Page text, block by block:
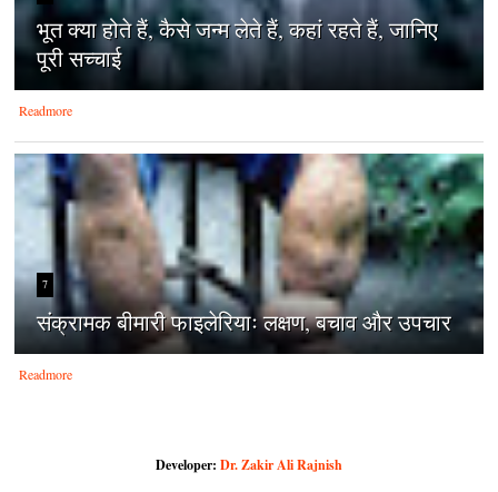
भूत क्या होते हैं, कैसे जन्म लेते हैं, कहां रहते हैं, जानिए
पूरी सच्चाई
Readmore
7
संक्रामक बीमारी फाइलेरियाः लक्षण, बचाव और उपचार
Readmore
Developer: Dr. Zakir Ali Rajnish